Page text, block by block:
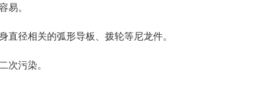
易。
径相关的弧形导板、拨轮等尼龙件。
污染。